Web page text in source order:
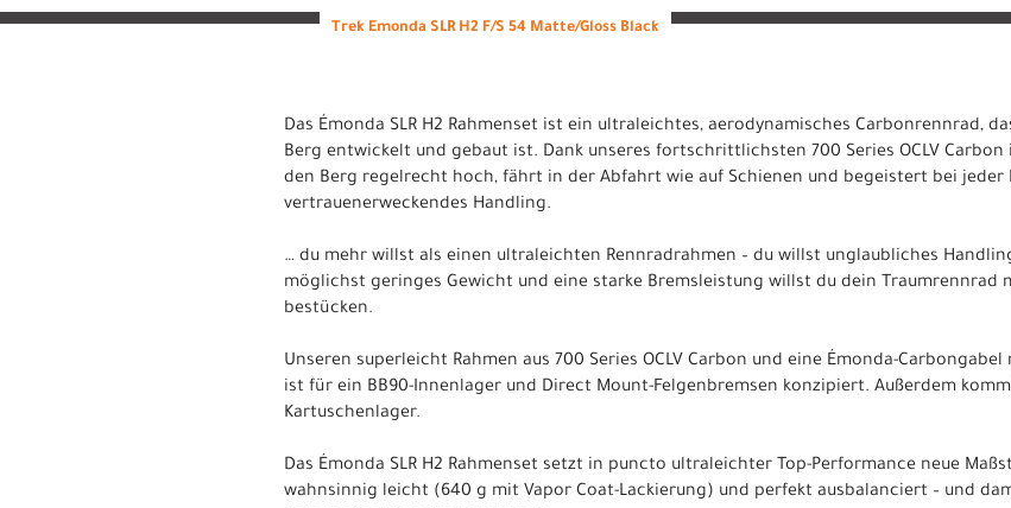
Trek Emonda SLR H2 F/S 54 Matte/Gloss Black
Das Émonda SLR H2 Rahmenset ist ein ultraleichtes, aerodynamisches Carbonrennrad,
Berg entwickelt und gebaut ist. Dank unseres fortschrittlichsten 700 Series OCLV
den Berg regelrecht hoch, fährt in der Abfahrt wie auf Schienen und begeistert bei jeder
vertrauenerweckendes Handling.
… du mehr willst als einen ultraleichten Rennradrahmen – du willst unglaubliches
möglichst geringes Gewicht und eine starke Bremsleistung willst du dein Traumrennrad
bestücken.
Unseren superleicht Rahmen aus 700 Series OCLV Carbon und eine Émonda-
ist für ein BB90-Innenlager und Direct Mount-Felgenbremsen konzipiert. Außerdem
Kartuschenlager.
Das Émonda SLR H2 Rahmenset setzt in puncto ultraleichter Top-Performance neue
wahnsinnig leicht (640 g mit Vapor Coat-Lackierung) und perfekt ausbalanciert – und